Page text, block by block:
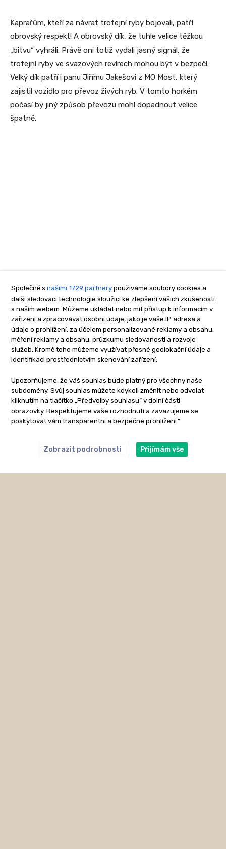
Společně s našimi 1729 partnery používáme soubory cookies a
další sledovací technologie sloužící ke zlepšení vašich zkušeností
s naším webem. Můžeme ukládat nebo mít přístup k informacím v
zařízení a zpracovávat osobní údaje, jako je vaše IP adresa a
údaje o prohlížení, za účelem personalizované reklamy a obsahu,
měření reklamy a obsahu, průzkumu sledovanosti a rozvoje
služeb. Kromě toho můžeme využívat přesné geolokační údaje a
identifikaci prostřednictvím skenování zařízení.
Upozorňujeme, že váš souhlas bude platný pro všechny naše
subdomény. Svůj souhlas můžete kdykoli změnit nebo odvolat
kliknutím na tlačítko „Předvolby souhlasu” v dolní části
obrazovky. Respektujeme vaše rozhodnutí a zavazujeme se
poskytovat vám transparentní a bezpečné prohlížení.”
Zobrazit podrobnosti Přijímám vše